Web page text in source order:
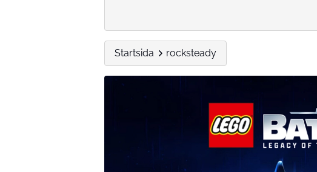
Startsida rocksteady